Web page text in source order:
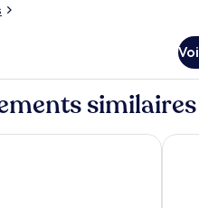
similaires
Hotel Le